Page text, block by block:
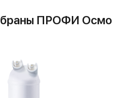
ПРОФИ Осмо